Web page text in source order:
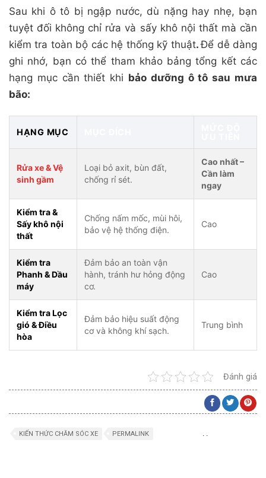
Sau khi ô tô bị ngập nước, dù nặng hay nhẹ, bạn
tuyệt đối không chỉ rửa và sấy khô nội thất mà cần
kiểm tra toàn bộ các hệ thống kỹ thuật.Để dễ dàng
ghi nhớ, bạn có thể tham khảo bảng tổng kết các
hạng mục cần thiết khi bảo dưỡng ô tô sau mưa
bão:
HẠNG MỤC
Rửa xe & Vệ
sinh gầm
Loại bỏ axit, bùn đất,
chống rỉ sét.
Cao nhất –
Cần làm
ngay
Kiểm tra &
Sấy khô nội
thất
Chống nấm mốc, mùi hôi,
bảo vệ hệ thống điện.
Cao
Kiểm tra
Phanh & Dầu
máy
Đảm bảo an toàn vận
hành, tránh hư hỏng động
cơ.
Cao
Kiểm tra Lọc
gió & Điều
hòa
Đảm bảo hiệu suất động
cơ và không khí sạch.
Trung bình
Đánh giá
KIẾN THỨC CHĂM SÓC XE .
PERMALINK .